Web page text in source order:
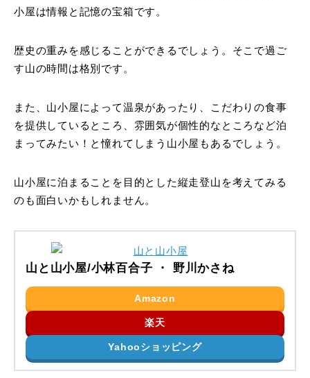
小屋は情報と記憶の宝箱です。
歴史の重みを感じることができるでしょう。そこで過ご
す山の時間は格別です。
また、山小屋によって温泉があったり、こだわりの食事
を提供しているところ、雰囲気が個性的なところなど泊
まってみたい！と憧れてしまう山小屋もあるでしょう。
山小屋に泊まることを目的とした縦走登山を考えてみる
のも面白いかもしれません。
山と山小屋/小林百合子 ・ 野川かさね
Amazon
楽天
Yahooショッピング